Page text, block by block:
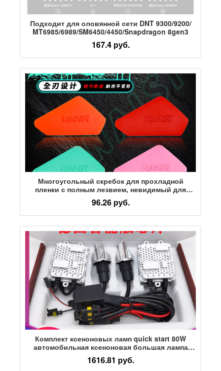
Подходит для оловянной сети DNT 9300/9200/
MT6985/6989/SM6450/4450/Snapdragon 8gen3
167.4 руб.
Многоугольный скребок для прохладной
пленки с полным лезвием, невидимый для
изменения цвета автомобильной одежды,
кромка заглушки, маленький скребок,
импортный высокотемпературный и
96.26 руб.
Комплект ксеноновых ламп quick start 80W
автомобильная ксеноновая большая лампа
9005H7H1H11H4HID super bright strong light
modification
1616.81 руб.